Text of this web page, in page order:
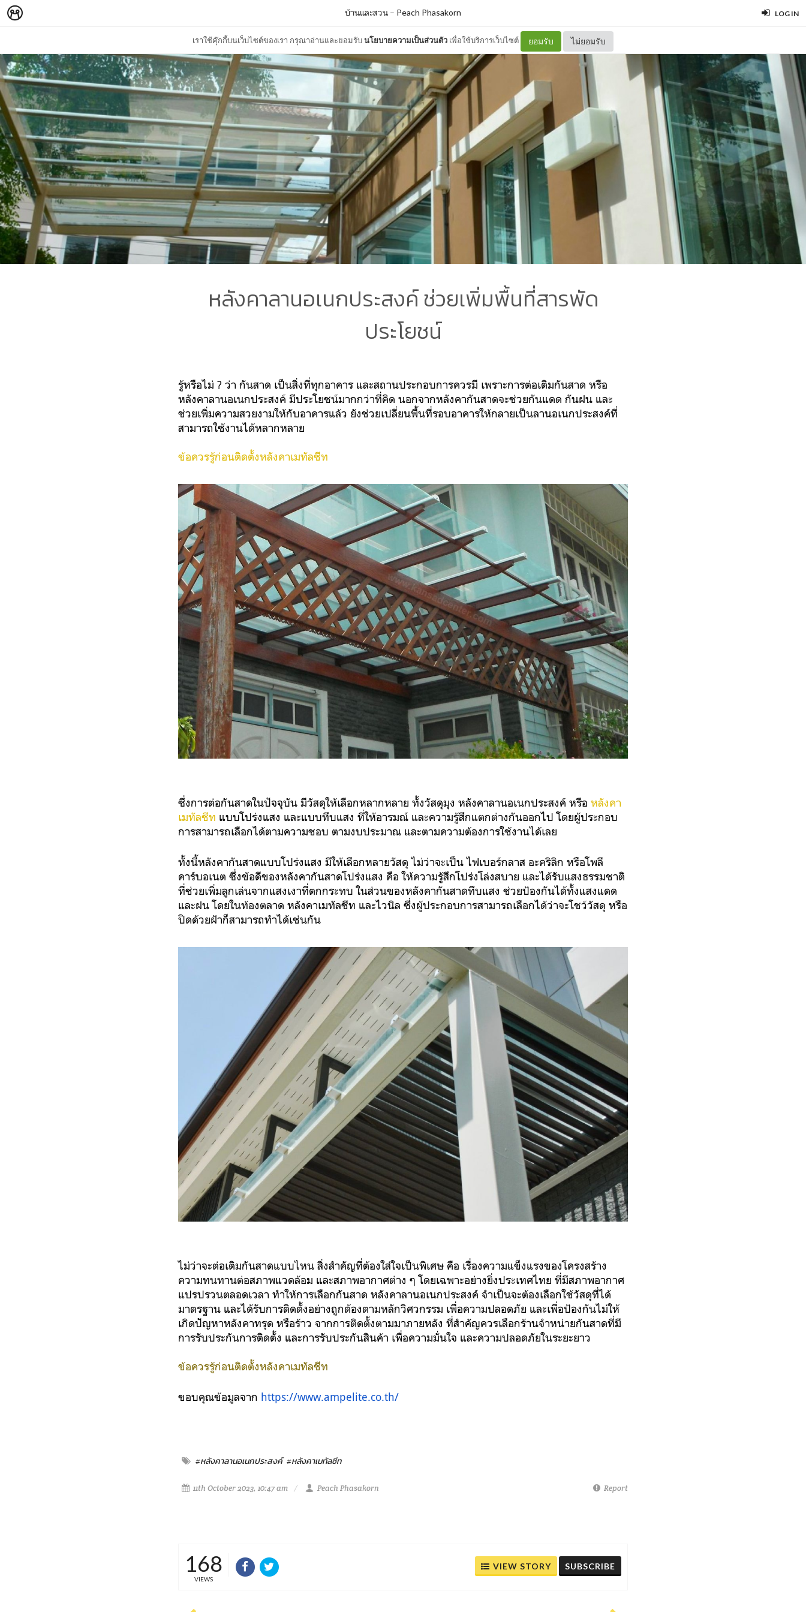
LOG IN
เราใช้คุ๊กกี้บนเว็บไซต์ของเรา กรุณาอ่านและยอมรับนโยบายความเป็นส่วนตัว เพื่อใช้บริการเว็บไซต์ ยอมรับ ไม่ยอมรับ
บ้านและสวน – Peach Phasakorn
หลังคาลานอเนกประสงค์ ช่วยเพิ่มพื้นที่สารพัด
ประโยชน์
รู้หรือไม่ ? ว่า กันสาด เป็นสิ่งที่ทุกอาคาร และสถานประกอบการควรมี เพราะการต่อเติมกันสาด หรือ
หลังคาลานอเนกประสงค์ มีประโยชน์มากกว่าที่คิด นอกจากหลังคากันสาดจะช่วยกันแดด กันฝน และ
ช่วยเพิ่มความสวยงามให้กับอาคารแล้ว ยังช่วยเปลี่ยนพื้นที่รอบอาคารให้กลายเป็นลานอเนกประสงค์ที่
สามารถใช้งานได้หลากหลาย
ข้อควรรู้ก่อนติดตั้งหลังคาเมทัลชีท
ซึ่งการต่อกันสาดในปัจจุบัน มีวัสดุให้เลือกหลากหลาย ทั้งวัสดุมุง หลังคาลานอเนกประสงค์ หรือ หลังคา
เมทัลชีท แบบโปร่งแสง และแบบทึบแสง ที่ให้อารมณ์ และความรู้สึกแตกต่างกันออกไป โดยผู้ประกอบ
การสามารถเลือกได้ตามความชอบ ตามงบประมาณ และตามความต้องการใช้งานได้เลย
ทั้งนี้หลังคากันสาดแบบโปร่งแสง มีให้เลือกหลายวัสดุ ไม่ว่าจะเป็น ไฟเบอร์กลาส อะคริลิก หรือโพลี
คาร์บอเนต ซึ่งข้อดีของหลังคากันสาดโปร่งแสง คือ ให้ความรู้สึกโปร่งโล่งสบาย และได้รับแสงธรรมชาติ
ที่ช่วยเพิ่มลูกเล่นจากแสงเงาที่ตกกระทบ ในส่วนของหลังคากันสาดทึบแสง ช่วยป้องกันได้ทั้งแสงแดด
และฝน โดยในท้องตลาด หลังคาเมทัลชีท และไวนิล ซึ่งผู้ประกอบการสามารถเลือกได้ว่าจะโชว์วัสดุ หรือ
ปิดด้วยฝ้าก็สามารถทำได้เช่นกัน
ไม่ว่าจะต่อเติมกันสาดแบบไหน สิ่งสำคัญที่ต้องใส่ใจเป็นพิเศษ คือ เรื่องความแข็งแรงของโครงสร้าง
ความทนทานต่อสภาพแวดล้อม และสภาพอากาศต่าง ๆ โดยเฉพาะอย่างยิ่งประเทศไทย ที่มีสภาพอากาศ
แปรปรวนตลอดเวลา ทำให้การเลือกกันสาด หลังคาลานอเนกประสงค์ จำเป็นจะต้องเลือกใช้วัสดุที่ได้
มาตรฐาน และได้รับการติดตั้งอย่างถูกต้องตามหลักวิศวกรรม เพื่อความปลอดภัย และเพื่อป้องกันไม่ให้
เกิดปัญหาหลังคาทรุด หรือร้าว จากการติดตั้งตามมาภายหลัง ที่สำคัญควรเลือกร้านจำหน่ายกันสาดที่มี
การรับประกันการติดตั้ง และการรับประกันสินค้า เพื่อความมั่นใจ และความปลอดภัยในระยะยาว
ข้อควรรู้ก่อนติดตั้งหลังคาเมทัลชีท
ขอบคุณข้อมูลจาก https://www.ampelite.co.th/
#หลังคาลานอเนกประสงค์ #หลังคาเมทัลชีท
11th October 2023, 10:47 am Peach Phasakorn Report
168
VIEWS
VIEW STORY SUBSCRIBE